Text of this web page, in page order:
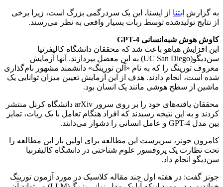
به گزارش ایتنا از ایسنا، این یک سردرگمی بزرگ است، زیرا برخی
از نتایج تولیدشده توسط ربات بسیار واقعی به نظر می‌رسند.
کاوش هوش شبه‌انسانی GPT-4
این افزایش هیاهو باعث شد که محققان دانشگاه کالیفرنیا
سن‌دیگو(UC San Diego) به این معضل بپردازند. آنها آزمایش
معروف تورینگ را که به نام «آلن تورینگ» دانشمند مشهور نام‌گذاری
شده است، انجام دادند. هدف از این آزمایش تعیین میزان توانایی یک
ماشین از سطح هوشی مانند یک انسان بود.
محققان یافته‌های خود را بر روی سرور arXiv دانشگاه کرنل منتشر
کردند و به این نتیجه رسیدند که افراد هنگام تعامل با یک ربات، تمایز
بین مدل GPT-4 و عامل انسانی را دشوار می‌دانند.
کامرون جونز، سرپرست این مطالعه برای اولین بار این مطالعه را
تحت نظارت یک پروفسور علوم شناختی در دانشگاه کالیفرنیا
سن‌دیگو انجام داد.
جونز گفت: در هفته اول چند مقاله کلاسیک در مورد آزمون تورینگ